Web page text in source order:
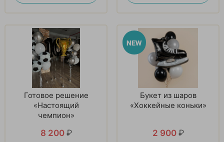
Готовое решение
«Настоящий
чемпион»
8 200 ₽
Букет из шаров
«Хоккейные коньки»
2 900 ₽